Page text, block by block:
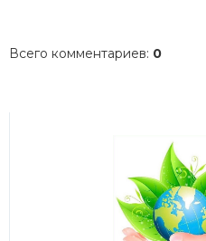
Всего комментариев: 0